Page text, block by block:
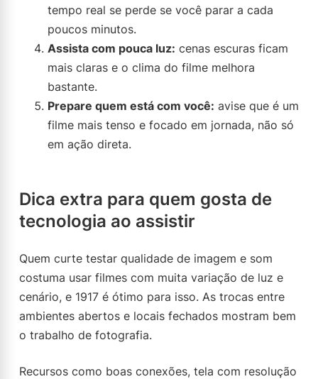
tempo real se perde se você parar a cada
poucos minutos.
Assista com pouca luz: cenas escuras ficam
mais claras e o clima do filme melhora
bastante.
Prepare quem está com você: avise que é um
filme mais tenso e focado em jornada, não só
em ação direta.
Dica extra para quem gosta de
tecnologia ao assistir
Quem curte testar qualidade de imagem e som
costuma usar filmes com muita variação de luz e
cenário, e 1917 é ótimo para isso. As trocas entre
ambientes abertos e locais fechados mostram bem
o trabalho de fotografia.
Recursos como boas conexões, tela com resolução